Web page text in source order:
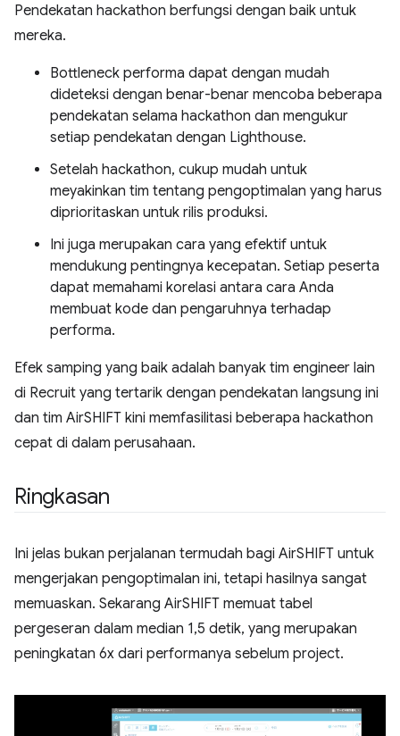
Pendekatan hackathon berfungsi dengan baik untuk
mereka.
Bottleneck performa dapat dengan mudah
dideteksi dengan benar-benar mencoba beberapa
pendekatan selama hackathon dan mengukur
setiap pendekatan dengan Lighthouse.
Setelah hackathon, cukup mudah untuk
meyakinkan tim tentang pengoptimalan yang harus
diprioritaskan untuk rilis produksi.
Ini juga merupakan cara yang efektif untuk
mendukung pentingnya kecepatan. Setiap peserta
dapat memahami korelasi antara cara Anda
membuat kode dan pengaruhnya terhadap
performa.
Efek samping yang baik adalah banyak tim engineer lain
di Recruit yang tertarik dengan pendekatan langsung ini
dan tim AirSHIFT kini memfasilitasi beberapa hackathon
cepat di dalam perusahaan.
Ringkasan
Ini jelas bukan perjalanan termudah bagi AirSHIFT untuk
mengerjakan pengoptimalan ini, tetapi hasilnya sangat
memuaskan. Sekarang AirSHIFT memuat tabel
pergeseran dalam median 1,5 detik, yang merupakan
peningkatan 6x dari performanya sebelum project.